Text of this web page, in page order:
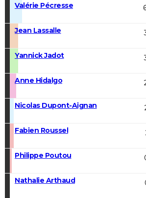
Valérie Pécresse
Jean Lassalle
Yannick Jadot
Anne Hidalgo
Nicolas Dupont-Aignan
Fabien Roussel
Philippe Poutou
Nathalie Arthaud